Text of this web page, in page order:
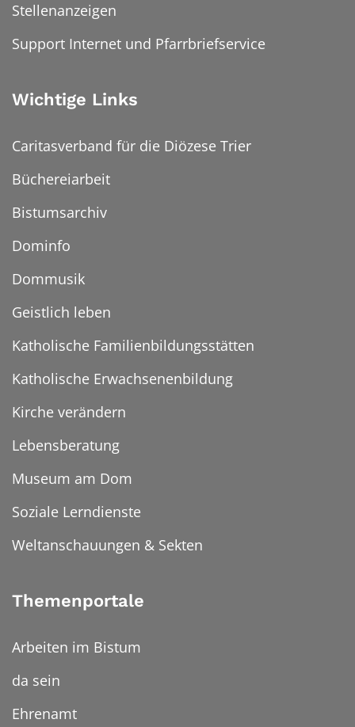
Stellenanzeigen
Support Internet und Pfarrbriefservice
Wichtige Links
Caritasverband für die Diözese Trier
Büchereiarbeit
Bistumsarchiv
Dominfo
Dommusik
Geistlich leben
Katholische Familienbildungsstätten
Katholische Erwachsenenbildung
Kirche verändern
Lebensberatung
Museum am Dom
Soziale Lerndienste
Weltanschauungen & Sekten
Themenportale
Arbeiten im Bistum
da sein
Ehrenamt